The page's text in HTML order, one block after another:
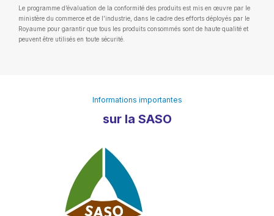
Le programme d’évaluation de la conformité des produits est mis en œuvre par le
ministère du commerce et de l’industrie, dans le cadre des efforts déployés par le
Royaume pour garantir que tous les produits consommés sont de haute qualité et
peuvent être utilisés en toute sécurité.
Informations importantes
sur la SASO